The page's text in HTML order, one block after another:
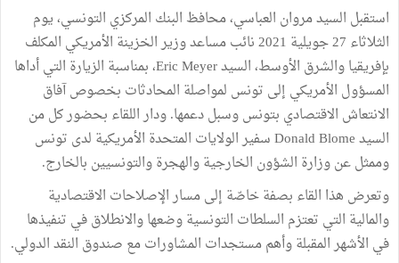
استقبل السيد مروان العباسي، محافظ البنك المركزي التونسي، يوم
الثلاثاء 27 جويلية 2021 نائب مساعد وزير الخزينة الأمريكي المكلف
بإفريقيا والشرق الأوسط، السيد Eric Meyer، بمناسبة الزيارة التي أداها
المسؤول الأمريكي إلى تونس لمواصلة المحادثات بخصوص آفاق
الانتعاش الاقتصادي بتونس وسبل دعمها. ودار اللقاء بحضور كل من
السيد Donald Blome سفير الولايات المتحدة الأمريكية لدى تونس
وممثل عن وزارة الشؤون الخارجية والهجرة والتونسيين بالخارج.
وتعرض هذا القاء بصفة خاصّة إلى مسار الإصلاحات الاقتصادية
والمالية التي تعتزم السلطات التونسية وضعها والانطلاق في تنفيذها
في الأشهر المقبلة وأهم مستجدات المشاورات مع صندوق النقد الدولي.